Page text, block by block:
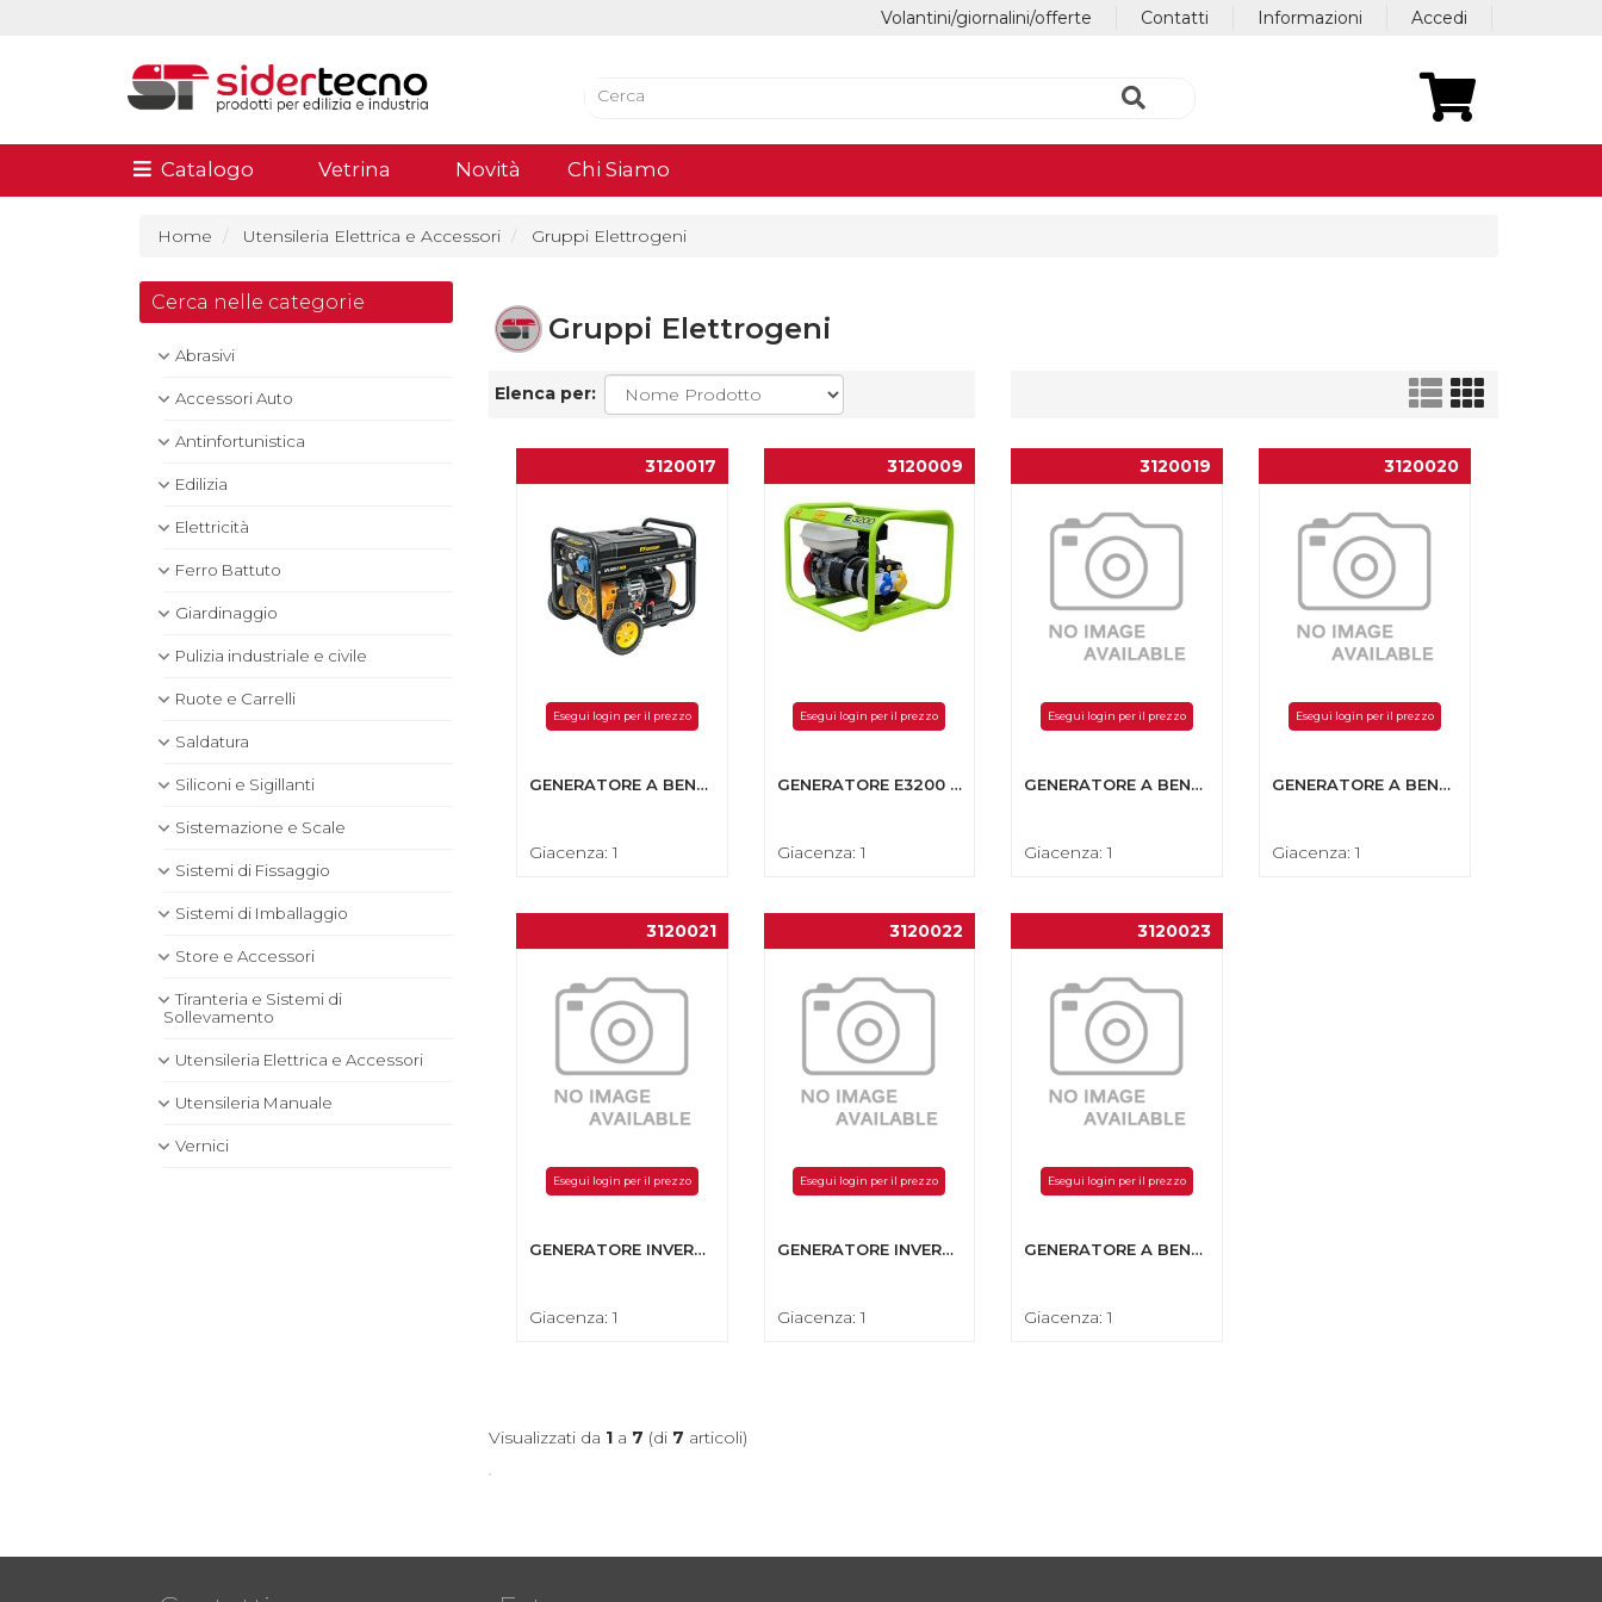
Accedi
Informazioni
Contatti
Volantini/giornalini/offerte
Catalogo Vetrina Novità Chi Siamo
Home Utensileria Elettrica e Accessori Gruppi Elettrogeni
Cerca nelle categorie
Abrasivi
Accessori Auto
Antinfortunistica
Edilizia
Elettricità
Ferro Battuto
Giardinaggio
Pulizia industriale e civile
Ruote e Carrelli
Saldatura
Siliconi e Sigillanti
Sistemazione e Scale
Sistemi di Fissaggio
Sistemi di Imballaggio
Store e Accessori
Tiranteria e Sistemi di
Sollevamento
Utensileria Elettrica e Accessori
Utensileria Manuale
Vernici
Gruppi Elettrogeni
Elenca per:
3120017
Esegui login per il prezzo
GENERATORE A BENZINA GPG 6800E HD 1PH 6,8KVA 438CC AVV ELET
Giacenza: 1
3120009
Esegui login per il prezzo
GENERATORE E3200 POTENZA MAX 2.6 KW BENZINA
Giacenza: 1
3120019
Esegui login per il prezzo
GENERATORE A BENZINA GPG 6000E HD 1PH 6,0 KVA 420 CC
Giacenza: 1
3120020
Esegui login per il prezzo
GENERATORE A BENZINA GPG 8500E HD 1PH 8.5kVA 500CC AVV EL
Giacenza: 1
3120021
Esegui login per il prezzo
GENERATORE INVERTER A BENZ. GPG2500I PRO 2,5KW/120CC AVV AUT
Giacenza: 1
3120022
Esegui login per il prezzo
GENERATORE INVERTER A BENZ. GPG3500IE PRO3,5KW/212CC AVV AUT
Giacenza: 1
3120023
Esegui login per il prezzo
GENERATORE A BENZINA GPG 10600TE HD 3PH F/POW 10,6KVA 500CC
Giacenza: 1
Visualizzati da 1a 7 (di 7 articoli)